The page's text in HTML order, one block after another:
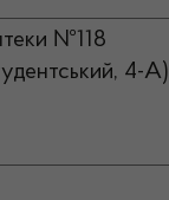
№118
4-А)